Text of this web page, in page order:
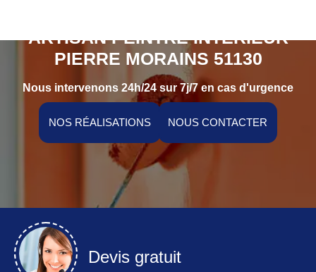
ARTISAN PEINTRE INTÉRIEUR
PIERRE MORAINS 51130
Nous intervenons 24h/24 sur 7j/7 en cas d'urgence
NOS RÉALISATIONS NOUS CONTACTER
Devis gratuit